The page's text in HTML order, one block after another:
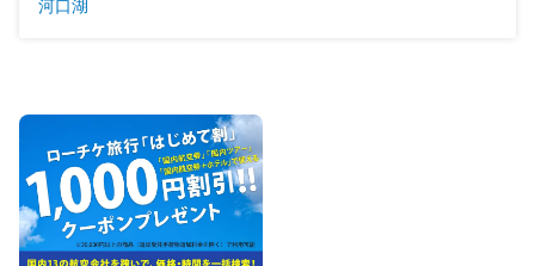
河口湖